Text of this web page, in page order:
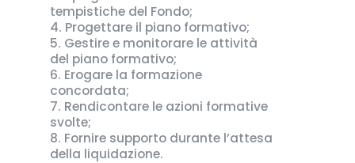
tempistiche del Fondo;
4. Progettare il piano formativo;
5. Gestire e monitorare le attività
del piano formativo;
6. Erogare la formazione
concordata;
7. Rendicontare le azioni formative
svolte;
8. Fornire supporto durante l’attesa
della liquidazione.